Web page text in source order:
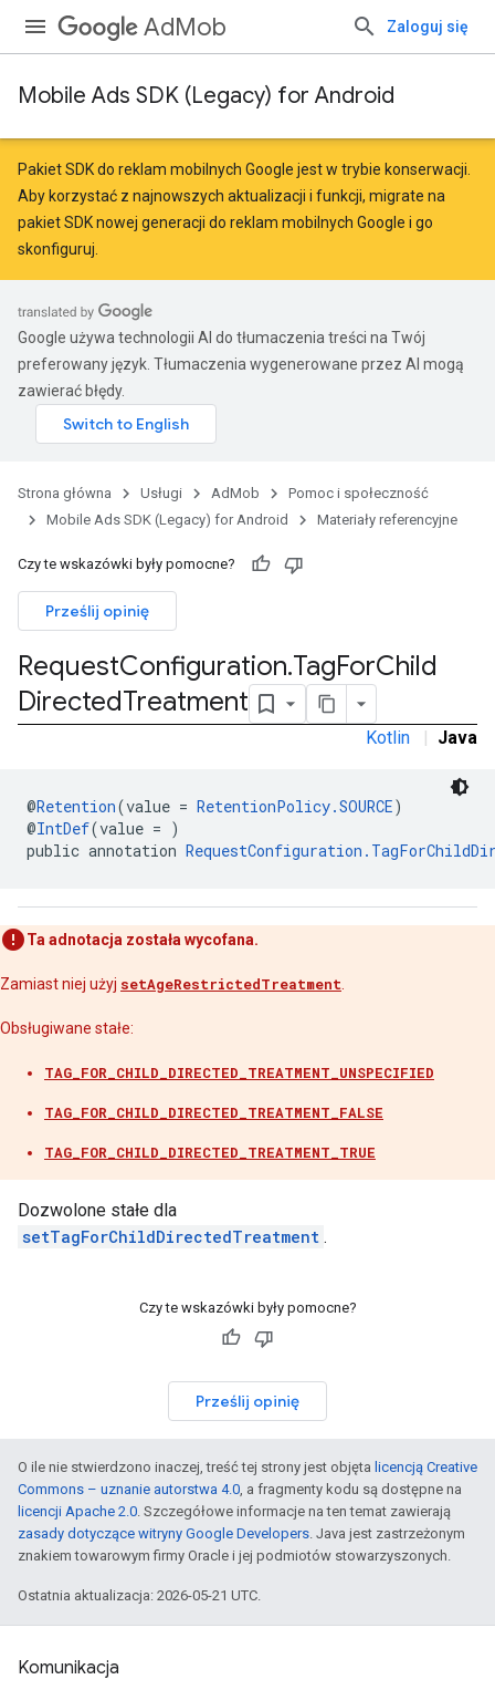
AdMob Zaloguj się
Mobile Ads SDK (Legacy) for Android
Pakiet SDK do reklam mobilnych Google jest w trybie konserwacji.
Aby korzystać z najnowszych aktualizacji i funkcji, migrate na
pakiet SDK nowej generacji do reklam mobilnych Google i go
skonfiguruj.
Google używa technologii AI do tłumaczenia treści na Twój
preferowany język. Tłumaczenia wygenerowane przez AI mogą
zawierać błędy.
Strona główna Usługi AdMob
Pomoc i społeczność
Mobile Ads SDK (Legacy) for Android
Materiały referencyjne
Czy te wskazówki były pomocne?
Prześlij opinię
RequestConfiguration.TagForChild
DirectedTreatment
Kotlin | Java
@Retention(value = RetentionPolicy.SOURCE)
@IntDef(value = )
public annotation
Ta adnotacja została wycofana.
Zamiast niej użyj setAgeRestrictedTreatment
Obsługiwane stałe:
TAG_FOR_CHILD_DIRECTED_TREATMENT_UNSPECIFIED
TAG_FOR_CHILD_DIRECTED_TREATMENT_FALSE
TAG_FOR_CHILD_DIRECTED_TREATMENT_TRUE
Dozwolone stałe dla
setTagForChildDirectedTreatment .
Czy te wskazówki były pomocne?
Prześlij opinię
O ile nie stwierdzono inaczej, treść tej strony jest objęta licencją Creative
Commons – uznanie autorstwa 4.0, a fragmenty kodu są dostępne na
licencji Apache 2.0. Szczegółowe informacje na ten temat zawierają
zasady dotyczące witryny Google Developers. Java jest zastrzeżonym
znakiem towarowym firmy Oracle i jej podmiotów stowarzyszonych.
Ostatnia aktualizacja: 2026-05-21 UTC.
Komunikacja